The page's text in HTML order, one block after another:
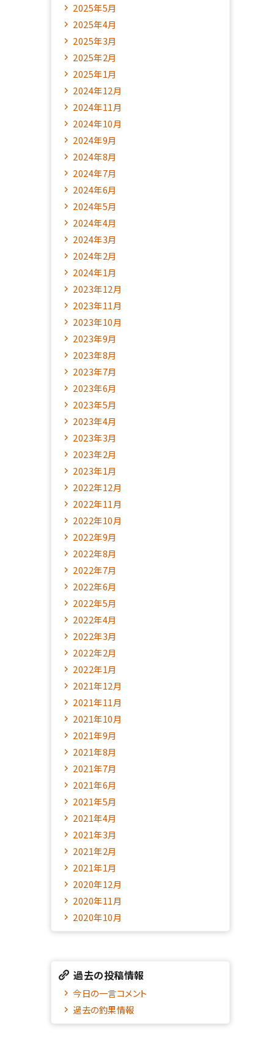
2025年5月
2025年4月
2025年3月
2025年2月
2025年1月
2024年12月
2024年11月
2024年10月
2024年9月
2024年8月
2024年7月
2024年6月
2024年5月
2024年4月
2024年3月
2024年2月
2024年1月
2023年12月
2023年11月
2023年10月
2023年9月
2023年8月
2023年7月
2023年6月
2023年5月
2023年4月
2023年3月
2023年2月
2023年1月
2022年12月
2022年11月
2022年10月
2022年9月
2022年8月
2022年7月
2022年6月
2022年5月
2022年4月
2022年3月
2022年2月
2022年1月
2021年12月
2021年11月
2021年10月
2021年9月
2021年8月
2021年7月
2021年6月
2021年5月
2021年4月
2021年3月
2021年2月
2021年1月
2020年12月
2020年11月
2020年10月
過去の投稿情報
今日の一言コメント
過去の釣果情報